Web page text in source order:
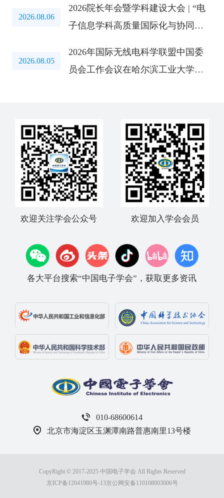
2026.08.06
2026院长年会暨学科建设大会 | “电
子信息学科高质量国际化与协同创
2026.08.05
2026年国际无线电科学联盟中国委
员会工作会议在哈尔滨工业大学召
欢迎关注学会公众号 欢迎加入学会会员
各大平台搜索“中国电子学会”，获取更多资讯
010-68600614
北京市海淀区玉渊潭南路普惠南里13号楼
CopyRight © 2017-2025 中国电子学会 All Rights Reserved
京ICP备12041980号-13京公网安备110108003006号